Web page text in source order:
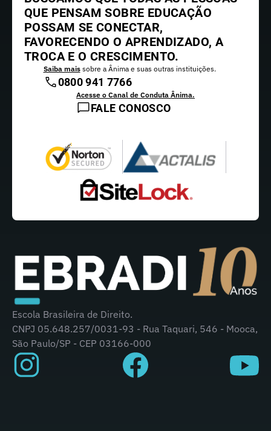
QUE PENSAM SOBRE EDUCAÇÃO
POSSAM SE CONECTAR,
FAVORECENDO O APRENDIZADO, A
TROCA E O CRESCIMENTO.
Saiba maissobre a Ânima e suas outras instituições.
0800 941 7766
Acesse o Canal de Conduta Ânima.
FALE CONOSCO
Escola Brasileira de Direito.
CNPJ 05.648.257/0031-93 - Rua Taquari, 546 - Mooca,
São Paulo/SP - CEP 03166-000